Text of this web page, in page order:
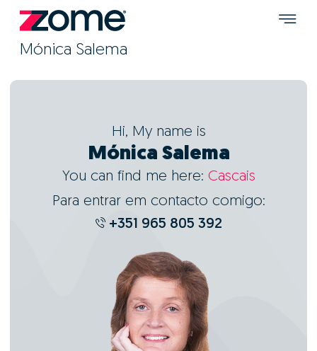
Mónica Salema
Hi, My name is
Mónica Salema
You can find me here: Cascais
Para entrar em contacto comigo:
+351 965 805 392